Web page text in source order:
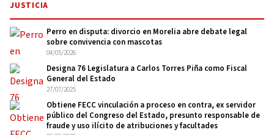
JUSTICIA
Perro en disputa: divorcio en Morelia abre debate legal
sobre convivencia con mascotas
04/05/2026
Designa 76 Legislatura a Carlos Torres Piña como Fiscal
General del Estado
27/07/2025
Obtiene FECC vinculación a proceso en contra, ex servidor
público del Congreso del Estado, presunto responsable de
fraude y uso ilícito de atribuciones y facultades